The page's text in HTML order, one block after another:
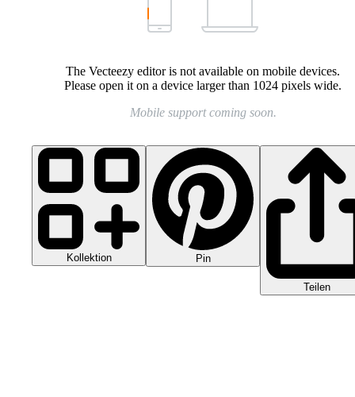
The Vecteezy editor is not available on mobile devices.
Please open it on a device larger than 1024 pixels wide.
Mobile support coming soon.
Kollektion Pin
Teilen